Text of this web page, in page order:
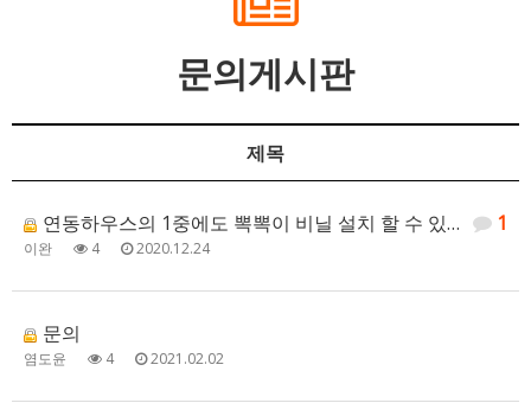
문의게시판
제목
1
연동하우스의 1중에도 뽁뽁이 비닐 설치 할 수 있는지요?
이완 4 2020.12.24
문의
염도윤 4 2021.02.02